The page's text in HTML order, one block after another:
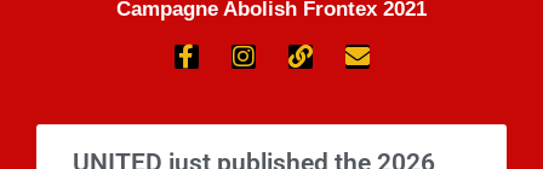
Campagne Abolish Frontex 2021